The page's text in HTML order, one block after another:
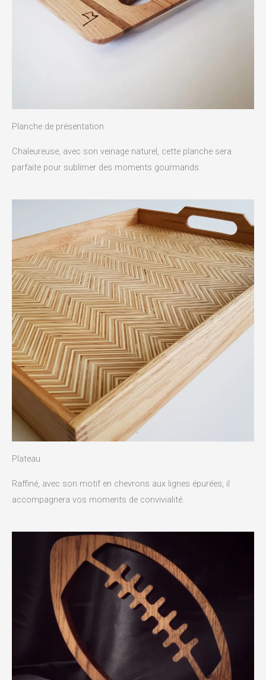
Planche de présentation
Chaleureuse, avec son veinage naturel, cette planche sera
parfaite pour sublimer des moments gourmands.
Plateau
Raffiné, avec son motif en chevrons aux lignes épurées, il
accompagnera vos moments de convivialité.